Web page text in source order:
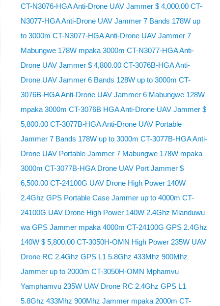
CT-N3076-HGA ​​Anti-Drone UAV Jammer $ 4,000.00 CT-
N3077-HGA Anti-Drone UAV Jammer 7 Bands 178W up
to 3000m CT-N3077-HGA Anti-Drone UAV Jammer 7
Mabungwe 178W mpaka 3000m CT-N3077-HGA Anti-
Drone UAV Jammer $ 4,800.00 CT-3076B-HGA Anti-
Drone UAV Jammer 6 Bands 128W up to 3000m CT-
3076B-HGA Anti-Drone UAV Jammer 6 Mabungwe 128W
mpaka 3000m CT-3076B HGA Anti-Drone UAV Jammer $
5,800.00 CT-3077B-HGA Anti-Drone UAV Portable
Jammer 7 Bands 178W up to 3000m CT-3077B-HGA Anti-
Drone UAV Portable Jammer 7 Mabungwe 178W mpaka
3000m CT-3077B-HGA Drone UAV Port Jammer $
6,500.00 CT-24100G UAV Drone High Power 140W
2.4Ghz GPS Portable Case Jammer up to 4000m CT-
24100G UAV Drone High Power 140W 2.4Ghz Mlanduwu
wa GPS Jammer mpaka 4000m CT-24100G GPS 2.4Ghz
140W $ 5,800.00 CT-3050H-OMN High Power 235W UAV
Drone RC 2.4Ghz GPS L1 5.8Ghz 433Mhz 900Mhz
Jammer up to 2000m CT-3050H-OMN Mphamvu
Yamphamvu 235W UAV Drone RC 2.4Ghz GPS L1
5.8Ghz 433Mhz 900Mhz Jammer mpaka 2000m CT-